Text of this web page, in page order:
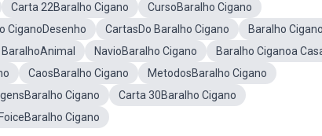
Carta 22Baralho Cigano
CursoBaralho Cigano
CiganoDesenho CartasDo Baralho Cigano
Baralho
NavioBaralho Cigano
Baralho Ciganoa
CaosBaralho Cigano
MetodosBaralho Cigano
Cigano
Carta 30Baralho Cigano
Cigano